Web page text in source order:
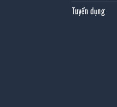
Tuyển dụng